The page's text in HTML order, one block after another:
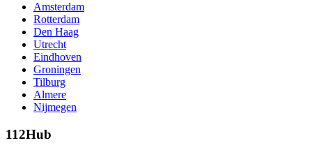
Amsterdam
Rotterdam
Den Haag
Utrecht
Eindhoven
Groningen
Tilburg
Almere
Nijmegen
112Hub